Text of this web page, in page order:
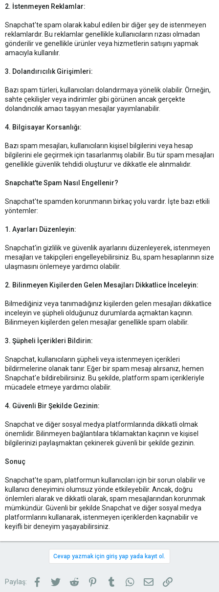
2. İstenmeyen Reklamlar:
Snapchat'te spam olarak kabul edilen bir diğer şey de istenmeyen
reklamlardır. Bu reklamlar genellikle kullanıcıların rızası olmadan
gönderilir ve genellikle ürünler veya hizmetlerin satışını yapmak
amacıyla kullanılır.
3. Dolandırıcılık Girişimleri:
Bazı spam türleri, kullanıcıları dolandırmaya yönelik olabilir. Örneğin,
sahte çekilişler veya indirimler gibi görünen ancak gerçekte
dolandırıcılık amacı taşıyan mesajlar yayımlanabilir.
4. Bilgisayar Korsanlığı:
Bazı spam mesajları, kullanıcıların kişisel bilgilerini veya hesap
bilgilerini ele geçirmek için tasarlanmış olabilir. Bu tür spam mesajları
genellikle güvenlik tehdidi oluşturur ve dikkatle ele alınmalıdır.
Snapchat'te Spam Nasıl Engellenir?
Snapchat'te spamden korunmanın birkaç yolu vardır. İşte bazı etkili
yöntemler:
1. Ayarları Düzenleyin:
Snapchat'in gizlilik ve güvenlik ayarlarını düzenleyerek, istenmeyen
mesajları ve takipçileri engelleyebilirsiniz. Bu, spam hesaplarının size
ulaşmasını önlemeye yardımcı olabilir.
2. Bilinmeyen Kişilerden Gelen Mesajları Dikkatlice İnceleyin:
Bilmediğiniz veya tanımadığınız kişilerden gelen mesajları dikkatlice
inceleyin ve şüpheli olduğunuz durumlarda açmaktan kaçının.
Bilinmeyen kişilerden gelen mesajlar genellikle spam olabilir.
3. Şüpheli İçerikleri Bildirin:
Snapchat, kullanıcıların şüpheli veya istenmeyen içerikleri
bildirmelerine olanak tanır. Eğer bir spam mesajı alırsanız, hemen
Snapchat'e bildirebilirsiniz. Bu şekilde, platform spam içerikleriyle
mücadele etmeye yardımcı olabilir.
4. Güvenli Bir Şekilde Gezinin:
Snapchat ve diğer sosyal medya platformlarında dikkatli olmak
önemlidir. Bilinmeyen bağlantılara tıklamaktan kaçının ve kişisel
bilgilerinizi paylaşmaktan çekinerek güvenli bir şekilde gezinin.
Sonuç
Snapchat'te spam, platformun kullanıcıları için bir sorun olabilir ve
kullanıcı deneyimini olumsuz yönde etkileyebilir. Ancak, doğru
önlemleri alarak ve dikkatli olarak, spam mesajlarından korunmak
mümkündür. Güvenli bir şekilde Snapchat ve diğer sosyal medya
platformlarını kullanarak, istenmeyen içeriklerden kaçınabilir ve
keyifli bir deneyim yaşayabilirsiniz.
Cevap yazmak için giriş yap yada kayıt ol.
Paylaş: Facebook
TwitterReddit PinterestTumblrWhatsApp
E-postaLink